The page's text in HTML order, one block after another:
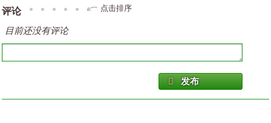
评论 点击排序
目前还没有评论
发布